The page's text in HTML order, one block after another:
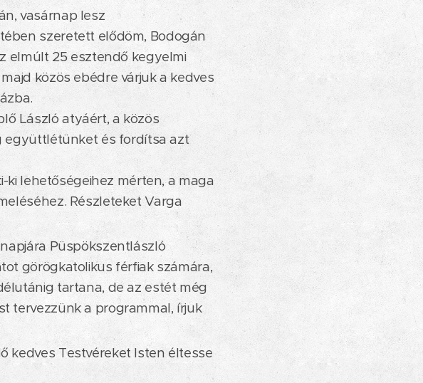
vasárnap lesz
szeretett elődöm, Bodogán
elmúlt 25 esztendő kegyelmi
közös ebédre várjuk a kedves
László atyáért, a közös
együttlétünket és fordítsa azt
ki lehetőségeihez mérten, a maga
Részleteket Varga
Püspökszentlászló
görögkatolikus férfiak számára,
tartana, de az estét még
tervezzünk a programmal, írjuk
kedves Testvéreket Isten éltesse